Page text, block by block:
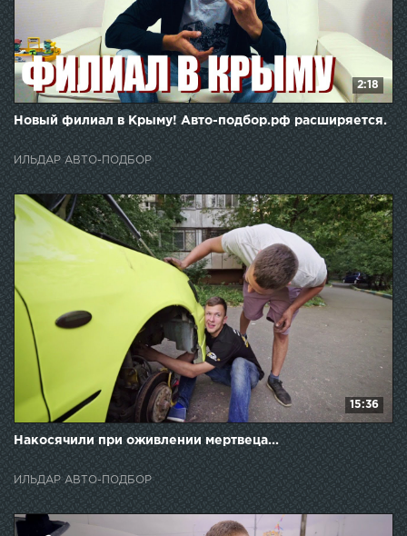
2:18
Новый филиал в Крыму! Авто-подбор.рф расширяется.
ИЛЬДАР АВТО-ПОДБОР
15:36
Накосячили при оживлении мертвеца...
ИЛЬДАР АВТО-ПОДБОР